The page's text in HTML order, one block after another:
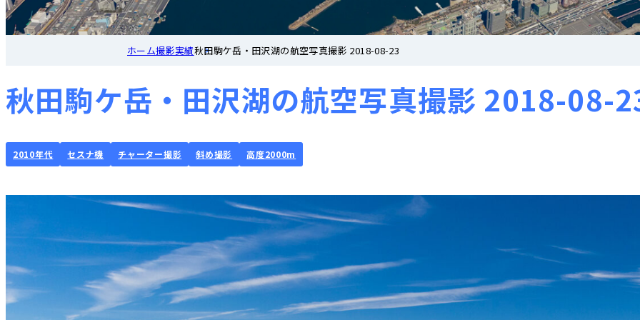
ホーム撮影実績秋田駒ケ岳・田沢湖の航空写真撮影 2018-08-23
秋田駒ケ岳・田沢湖の航空写真撮影 2018-08-
2010年代 セスナ機 チャーター撮影 斜め撮影 高度2000m